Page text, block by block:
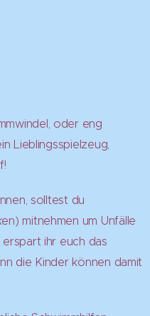
oder eng
Lieblingsspielzeug,
solltest du
mitnehmen um Unfälle
ihr euch das
die Kinder können damit